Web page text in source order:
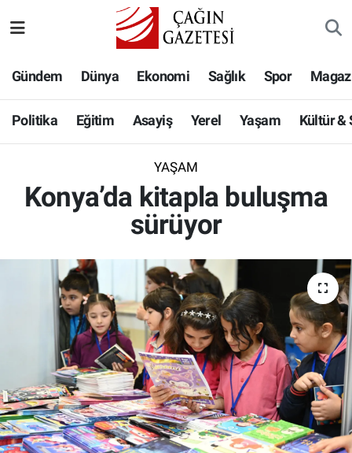
Gündem Dünya Ekonomi Sağlık Spor
Politika Eğitim Asayiş Yerel Yaşam Kültür &
YAŞAM
Konya’da kitapla buluşma
sürüyor
Eğitim
Asayiş
Kültür & Sanat
Bilim-Teknoloji
Köşe Yazıları
Röportaj
Video Galeri
Hava Durumu
Namaz Vakitleri
Süper Lig Puan Durumu ve Fikstür
Tüm Manşetler
Son Dakika Haberleri
Haber Arşivi